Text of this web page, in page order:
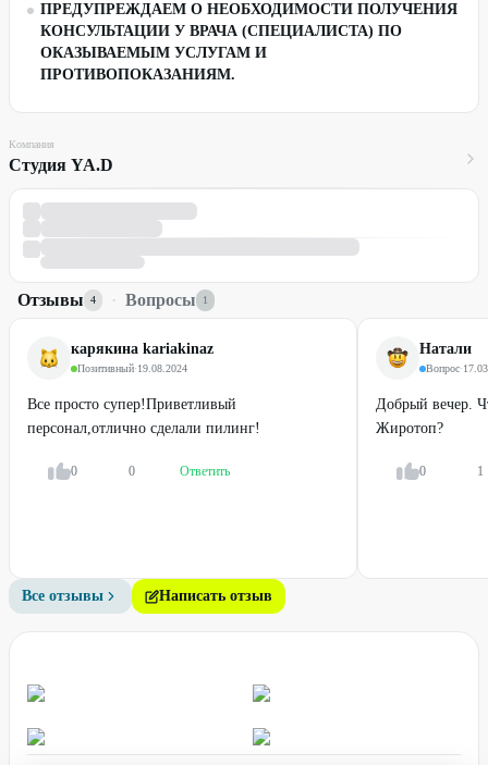
ПРЕДУПРЕЖДАЕМ О НЕОБХОДИМОСТИ ПОЛУЧЕНИЯ
КОНСУЛЬТАЦИИ У ВРАЧА (СПЕЦИАЛИСТА) ПО
ОКАЗЫВАЕМЫМ УСЛУГАМ И
ПРОТИВОПОКАЗАНИЯМ.
Компания
Студия YA.D
Отзывы 4 · Вопросы 1
карякина kariakinaz
Позитивный·19.08.2024
Все просто супер!Приветливый
персонал,отлично сделали пилинг!
0 0 Ответить
Натали
Вопрос·
Добрый вечер.
Жиротоп?
0 1
Все отзывы Написать отзыв